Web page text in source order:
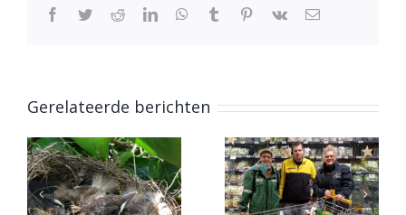
Facebook
TwitterRedditLinkedInWhatsApp
Tumblr Pinterest
Vk
E-
Gerelateerde berichten
Bedankt
Gelukkig